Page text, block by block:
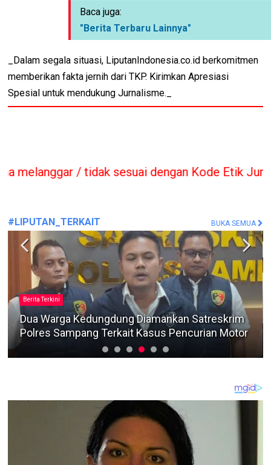
Baca juga:
"Berita Terbaru Lainnya"
_Dalam segala situasi, LiputanIndonesia.co.id berkomitmen
memberikan fakta jernih dari TKP. Kirimkan Apresiasi
Spesial untuk mendukung Jurnalisme._
sesuai dengan Kode Etik Jurnalis
#LIPUTAN_TERKAIT BUKA SEMUA
Berita Terkini
Dituntut 4,5 Tahun Penjara, Direktur PT Cahaya
Agung Perdana Sebut Proyek Banjir Pacitan
Terkendala Situasi COVID-19